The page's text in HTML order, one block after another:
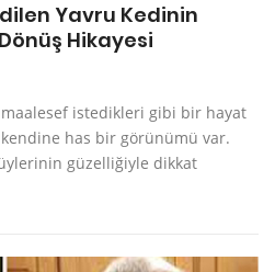
Yavru Kedinin
Hikayesi
istedikleri gibi bir hayat
kendine has bir görünümü var.
güzelliğiyle dikkat